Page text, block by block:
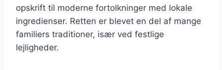
opskrift til moderne fortolkninger med lokale
ingredienser. Retten er blevet en del af mange
familiers traditioner, især ved festlige
lejligheder.